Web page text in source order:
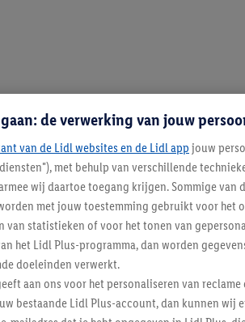
de verwerking van jouw
van de Lidl websites en de Lidl app jouw
met behulp van verschillende
wij daartoe toegang krijgen. Sommige van
met jouw toestemming gebruikt voor het
van statistieken of voor het tonen van
het Lidl Plus-programma, dan worden
doeleinden verwerkt.
aan ons voor het personaliseren van
bestaande Lidl Plus-account, dan kunnen wij